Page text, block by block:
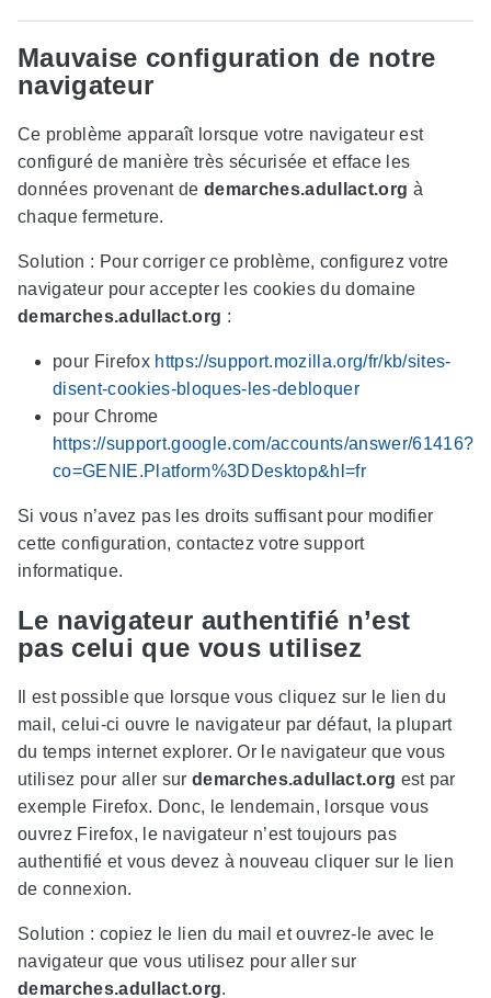
Mauvaise configuration de notre
navigateur
Ce problème apparaît lorsque votre navigateur est
configuré de manière très sécurisée et efface les
données provenant de demarches.adullact.org à
chaque fermeture.
Solution : Pour corriger ce problème, configurez votre
navigateur pour accepter les cookies du domaine
demarches.adullact.org :
pour Firefox https://support.mozilla.org/fr/kb/sites-
disent-cookies-bloques-les-debloquer
pour Chrome
https://support.google.com/accounts/answer/61416?
co=GENIE.Platform%3DDesktop&hl=fr
Si vous n’avez pas les droits suffisant pour modifier
cette configuration, contactez votre support
informatique.
Le navigateur authentifié n’est
pas celui que vous utilisez
Il est possible que lorsque vous cliquez sur le lien du
mail, celui-ci ouvre le navigateur par défaut, la plupart
du temps internet explorer. Or le navigateur que vous
utilisez pour aller sur demarches.adullact.org est par
exemple Firefox. Donc, le lendemain, lorsque vous
ouvrez Firefox, le navigateur n’est toujours pas
authentifié et vous devez à nouveau cliquer sur le lien
de connexion.
Solution : copiez le lien du mail et ouvrez-le avec le
navigateur que vous utilisez pour aller sur
demarches.adullact.org.